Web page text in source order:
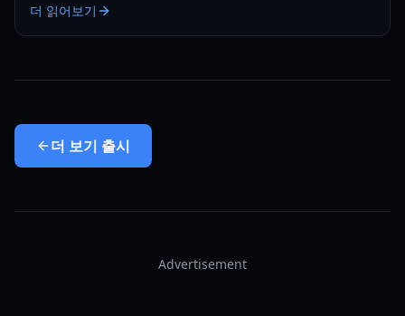
더 읽어보기
더 보기 출시
Advertisement